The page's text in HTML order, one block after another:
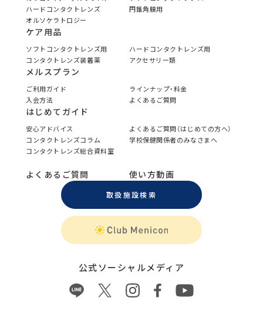
ハードコンタクトレンズ
円錐角膜用
オルソケラトロジー
ケア用品
ソフトコンタクトレンズ用
ハードコンタクトレンズ用
コンタクトレンズ装着薬
アクセサリー類
メルスプラン
ご利用ガイド
ラインナップ・料金
入会方法
よくあるご質問
はじめてガイド
安心アドバイス
よくあるご質問（はじめての方へ）
コンタクトレンズコラム
学校保健関係者のみなさまへ
コンタクトレンズ総合資料室
よくあるご質問 使い方動画
取扱施設検索
公式ソーシャルメディア